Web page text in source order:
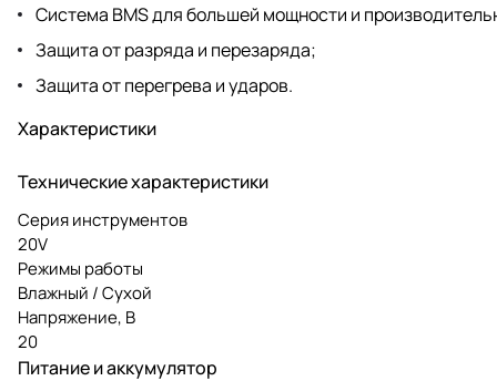
Система BMS для большей мощности и
Защита от разряда и перезаряда;
Защита от перегрева и ударов.
Характеристики
Технические характеристики
Серия инструментов
20V
Режимы работы
Влажный / Сухой
Напряжение, В
20
Питание и аккумулятор